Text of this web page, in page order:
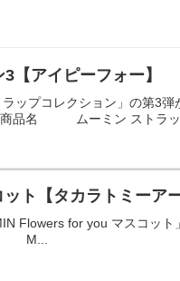
【アイピーフォー】
プコレクション」の第3弾
商品名 ムーミン ストラッ
ト【タカラトミーアー
Flowers for you マスコット
M...